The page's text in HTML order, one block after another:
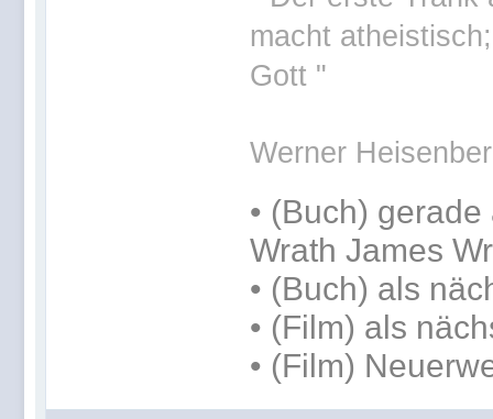
macht
Gott "
Werner
• (Buch) gerade
Wrath James
• (Buch) als
• (Film) als
• (Film)